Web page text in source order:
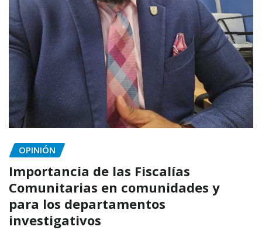
OPINIÓN
Importancia de las Fiscalías
Comunitarias en comunidades y
para los departamentos
investigativos